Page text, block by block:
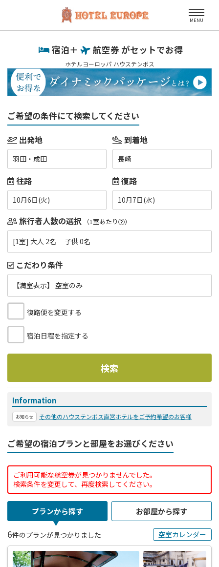
MENU
宿泊＋ 航空券 がセットでお得
ホテルヨーロッパ ハウステンボス
ご希望の条件にて検索してください
出発地
羽田・成田
到着地
長崎
往路
10月6日(火)
復路
10月7日(水)
旅行者人数の選択 （1室あたり ）
[1室] 大人 2名 子供 0名
こだわり条件
【満室表示】 空室のみ
復路便を変更する
宿泊日程を指定する
検索
Information
お知らせ その他のハウステンボス直営ホテルをご予約希望のお客様
ご希望の宿泊プランと部屋をお選びください
ご利用可能な航空券が見つかりませんでした。
検索条件を変更して、再度検索してください。
プランから探す お部屋から探す
6件のプランが見つかりました 空室カレンダー